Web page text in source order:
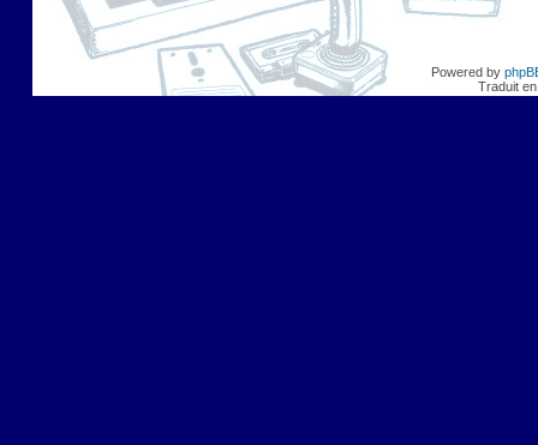
Powered by
Traduit